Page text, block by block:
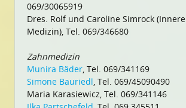
069/30065919
Dres. Rolf und Caroline Simrock (Innere
Medizin), Tel. 069/346680
Zahnmedizin
Munira Bäder, Tel. 069/341169
Simone Bauriedl, Tel. 069/45090490
Maria Karasiewicz, Tel. 069/341146